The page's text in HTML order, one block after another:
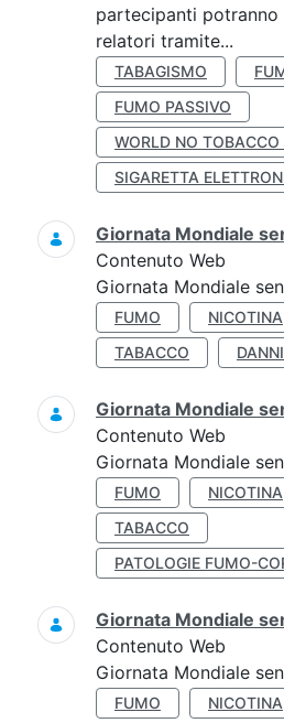
partecipanti potranno
relatori tramite...
TABAGISMO
FUMO PASSIVO
WORLD NO TOBACCO
SIGARETTA
Giornata Mondiale
Contenuto Web
Giornata Mondiale
FUMO NICOTINA
TABACCO
Giornata Mondiale
Contenuto Web
Giornata Mondiale
FUMO NICOTINA
TABACCO
PATOLOGIE FUMO-
Giornata Mondiale
Contenuto Web
Giornata Mondiale
FUMO NICOTINA